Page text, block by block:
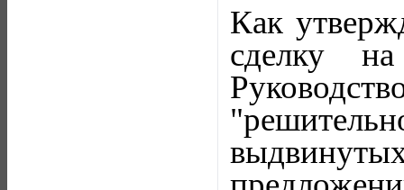
Как
сделку